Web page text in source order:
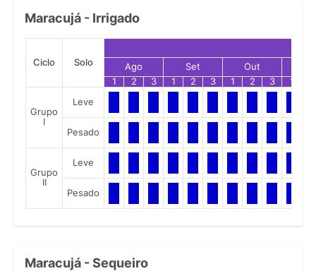
Maracujá - Irrigado
Ciclo Solo Ago Set Out
1
2 3 1 2 3 1 2 3 1
Grupo
I
Leve
Pesado
Grupo
II
Leve
Pesado
Maracujá - Sequeiro